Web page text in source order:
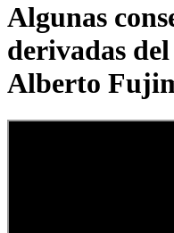
Algunas
derivadas
Alberto